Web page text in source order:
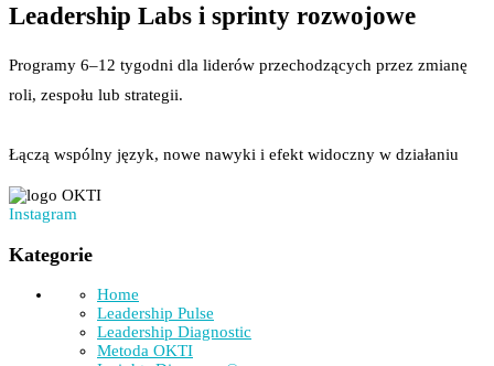
Leadership Labs i sprinty rozwojowe
Programy 6–12 tygodni dla liderów przechodzących przez zmianę
roli, zespołu lub strategii.
Łączą wspólny język, nowe nawyki i efekt widoczny w działaniu
Instagram
Kategorie
Home
Leadership Pulse
Leadership Diagnostic
Metoda OKTI